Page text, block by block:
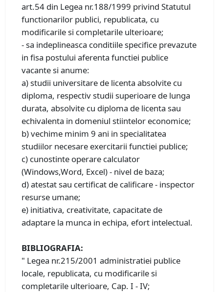
art.54 din Legea nr.188/1999 privind Statutul
functionarilor publici, republicata, cu
modificarile si completarile ulterioare;
- sa indeplineasca conditiile specifice prevazute
in fisa postului aferenta functiei publice
vacante si anume:
a) studii universitare de licenta absolvite cu
diploma, respectiv studii superioare de lunga
durata, absolvite cu diploma de licenta sau
echivalenta in domeniul stiintelor economice;
b) vechime minim 9 ani in specialitatea
studiilor necesare exercitarii functiei publice;
c) cunostinte operare calculator
(Windows,Word, Excel) - nivel de baza;
d) atestat sau certificat de calificare - inspector
resurse umane;
e) initiativa, creativitate, capacitate de
adaptare la munca in echipa, efort intelectual.
BIBLIOGRAFIA:
" Legea nr.215/2001 administratiei publice
locale, republicata, cu modificarile si
completarile ulterioare, Cap. I - IV;